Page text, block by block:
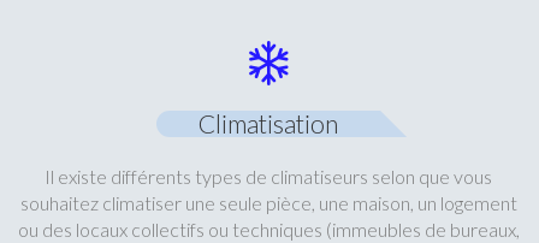
Climatisation
Il existe différents types de climatiseurs selon que vous
souhaitez climatiser une seule pièce, une maison, un logement
ou des locaux collectifs ou techniques (immeubles de bureaux,